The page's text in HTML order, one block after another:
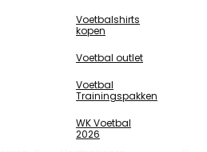
Voetbalshirts
kopen
Voetbal outlet
Voetbal
Trainingspakken
WK Voetbal
2026